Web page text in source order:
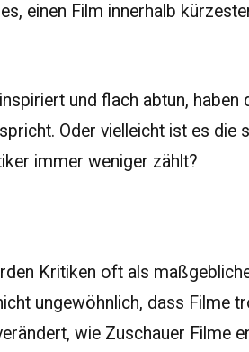
einen Film innerhalb
und flach abtun, haben
Oder vielleicht ist es die
immer weniger zählt?
Kritiken oft als
ungewöhnlich, dass Filme
wie Zuschauer Filme